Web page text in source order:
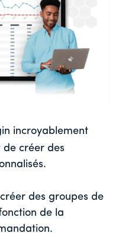
incroyablement
de créer des
des groupes de
de la